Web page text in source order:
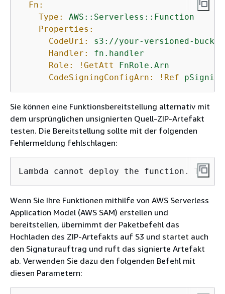
Fn:
Type:
AWS::Serverless::Function
Properties:
CodeUri:
s3://your-versioned-
Handler:
fn.handler
Role:
!GetAtt
FnRole.Arn
CodeSigningConfigArn:
!Ref
Sie können eine Funktionsbereitstellung alternativ mit
dem ursprünglichen unsignierten Quell-ZIP-Artefakt
testen. Die Bereitstellung sollte mit der folgenden
Fehlermeldung fehlschlagen:
Lambda cannot deploy the function.
Wenn Sie Ihre Funktionen mithilfe von AWS Serverless
Application Model (AWS SAM) erstellen und
bereitstellen, übernimmt der Paketbefehl das
Hochladen des ZIP-Artefakts auf S3 und startet auch
den Signaturauftrag und ruft das signierte Artefakt
ab. Verwenden Sie dazu den folgenden Befehl mit
diesen Parametern: